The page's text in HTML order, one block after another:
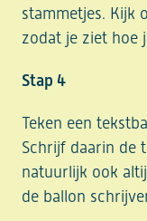
stammetjes. Kijk
zodat je ziet hoe
Stap 4
Teken een
Schrijf daarin de
natuurlijk ook
de ballon